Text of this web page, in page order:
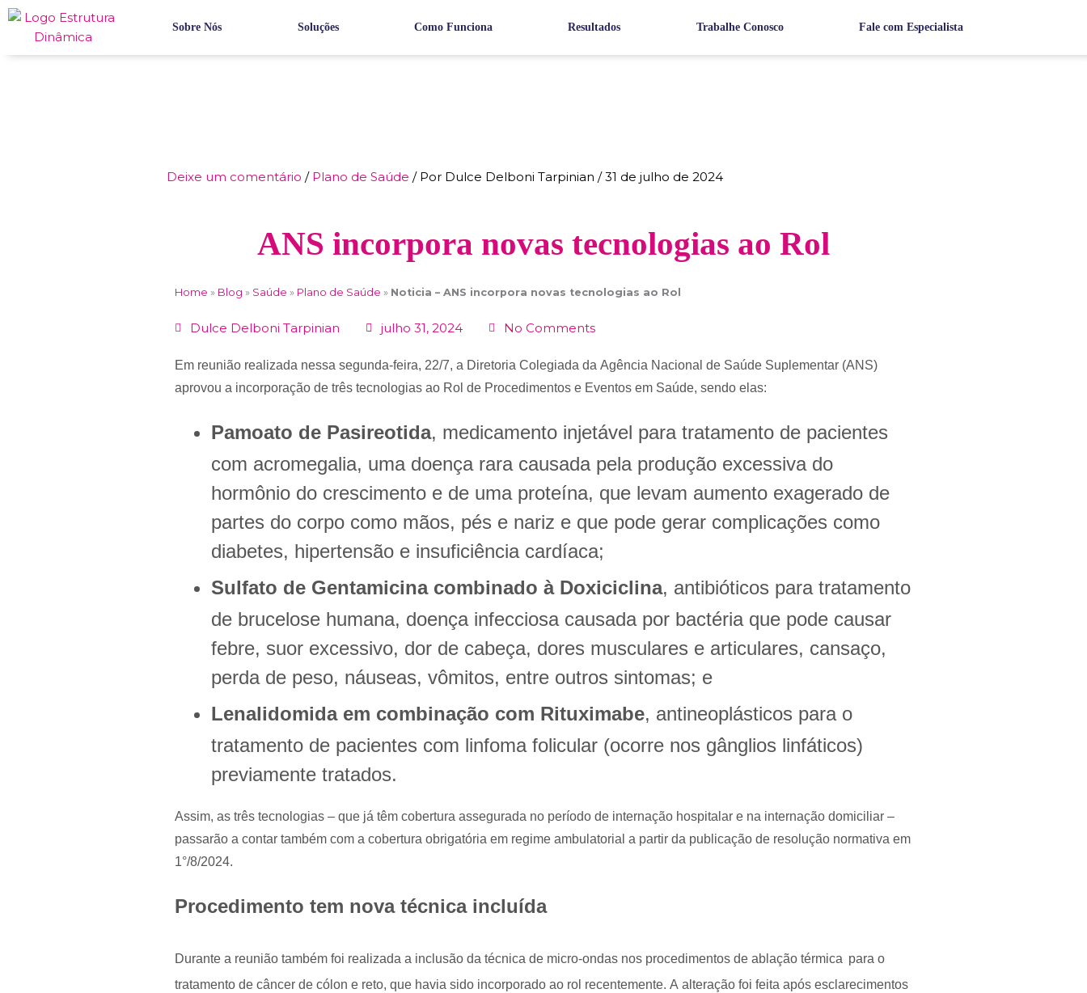
Sobre Nós Soluções Como Funciona Resultados Trabalhe Conosco Fale com Especialista
Deixe um comentário / Plano de Saúde / Por Dulce Delboni Tarpinian/31 de julho de 2024
ANS incorpora novas tecnologias ao Rol
Home » Blog » Saúde » Plano de Saúde » Noticia – ANS incorpora novas tecnologias ao Rol
Dulce Delboni Tarpinian julho 31, 2024 No Comments
Em reunião realizada nessa segunda-feira, 22/7, a Diretoria Colegiada da Agência Nacional de Saúde Suplementar (ANS)
aprovou a incorporação de três tecnologias ao Rol de Procedimentos e Eventos em Saúde, sendo elas:
Pamoato de Pasireotida, medicamento injetável para tratamento de pacientes
com acromegalia, uma doença rara causada pela produção excessiva do
hormônio do crescimento e de uma proteína, que levam aumento exagerado de
partes do corpo como mãos, pés e nariz e que pode gerar complicações como
diabetes, hipertensão e insuficiência cardíaca;
Sulfato de Gentamicina combinado à Doxiciclina, antibióticos para tratamento
de brucelose humana, doença infecciosa causada por bactéria que pode causar
febre, suor excessivo, dor de cabeça, dores musculares e articulares, cansaço,
perda de peso, náuseas, vômitos, entre outros sintomas; e
Lenalidomida em combinação com Rituximabe, antineoplásticos para o
tratamento de pacientes com linfoma folicular (ocorre nos gânglios linfáticos)
previamente tratados.
Assim, as três tecnologias – que já têm cobertura assegurada no período de internação hospitalar e na internação domiciliar –
passarão a contar também com a cobertura obrigatória em regime ambulatorial a partir da publicação de resolução normativa em
1°/8/2024.
Procedimento tem nova técnica incluída
Durante a reunião também foi realizada a inclusão da técnica de micro-ondas nos procedimentos de ablação térmica para o
tratamento de câncer de cólon e reto, que havia sido incorporado ao rol recentemente. A alteração foi feita após esclarecimentos